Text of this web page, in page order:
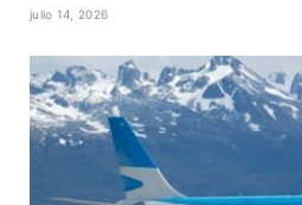
julio 14, 2026